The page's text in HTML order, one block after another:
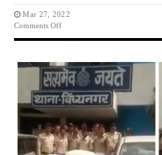
Mar 27, 2022
Comments OffOn
सिंगरौली
जिले
में
मादक
पदार्थ
गांजा
की
खेप